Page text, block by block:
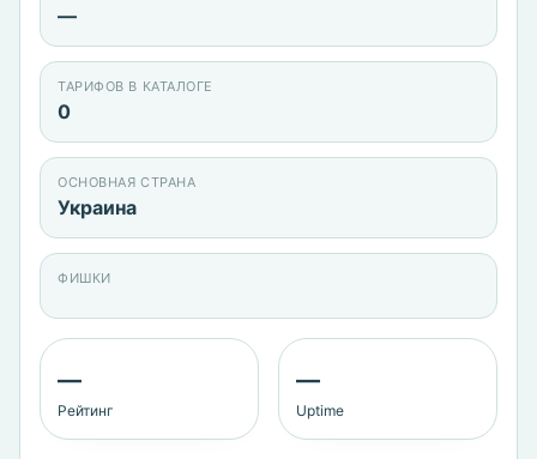
—
ТАРИФОВ В КАТАЛОГЕ
0
ОСНОВНАЯ СТРАНА
Украина
ФИШКИ
—
Рейтинг
—
Uptime